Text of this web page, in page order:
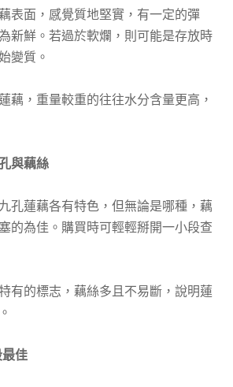
表面，感覺質地堅實，有一定的彈
新鮮。若過於軟爛，則可能是存放時
變質。
藕，重量較重的往往水分含量更高，
與藕絲
孔蓮藕各有特色，但無論是哪種，藕
的為佳。購買時可輕輕掰開一小段查
有的標志，藕絲多且不易斷，說明蓮
佳